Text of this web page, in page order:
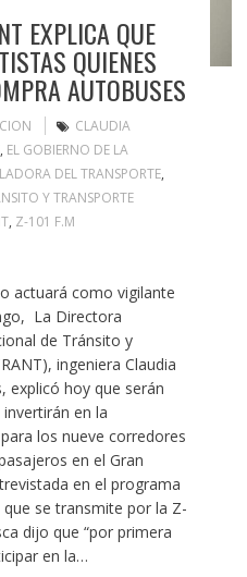
EXPLICA QUE
QUIENES
AUTOBUSES
CLAUDIA
, EL GOBIERNO DE LA
DEL TRANSPORTE,
Y TRANSPORTE
, Z-101 F.M
actuará como vigilante
La Directora
de Tránsito y
ingeniera Claudia
explicó hoy que serán
en la
los nueve corredores
en el Gran
en el programa
se transmite por la Z-
dijo que “por primera
en la…